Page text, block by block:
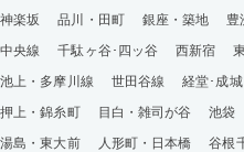
神楽坂
品川・田町 銀座・築地 豊
中央線
千駄ヶ谷･四ッ谷 西新宿
池上・多摩川線
世田谷線 経堂･成城
押上・錦糸町
目白・雑司が谷 池袋
湯島・東大前
人形町・日本橋 谷根